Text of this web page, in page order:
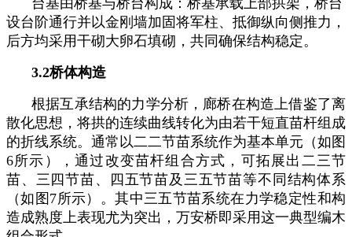
设台阶通行并以金刚墙加固将军柱、抵御纵向侧推力，
后方均采用干砌大卵石填砌，共同确保结构稳定。
3.2桥体构造
根据互承结构的力学分析，廊桥在构造上借鉴了离
散化思想，将拱的连续曲线转化为由若干短直苗杆组成
的折线系统。通常以二二节苗系统作为基本单元（如图
6所示），通过改变苗杆组合方式，可拓展出二三节
苗、三四节苗、四五节苗及三五节苗等不同结构体系
（如图 7所示）。其中三五节苗系统在力学稳定性和构
造成熟度上表现尤为突出，万安桥即采用这一典型编木